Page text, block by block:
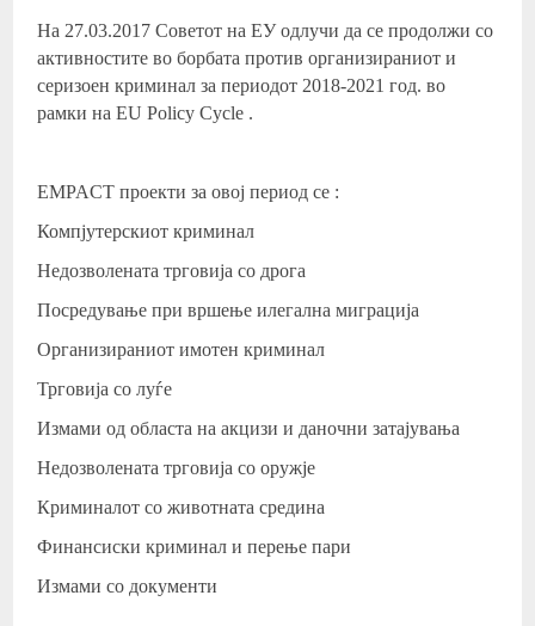
На 27.03.2017 Советот на ЕУ одлучи да се продолжи со
активностите во борбата против организираниот и
серизоен криминал за периодот 2018-2021 год. во
рамки на EU Policy Cycle .
EMPACT проекти за овој период се :
Компјутерскиот криминал
Недозволената трговија со дрога
Посредување при вршење илегална миграција
Организираниот имотен криминал
Трговија со луѓе
Измами од областа на акцизи и даночни затајувања
Недозволената трговија со оружје
Криминалот со животната средина
Финансиски криминал и перење пари
Измами со документи